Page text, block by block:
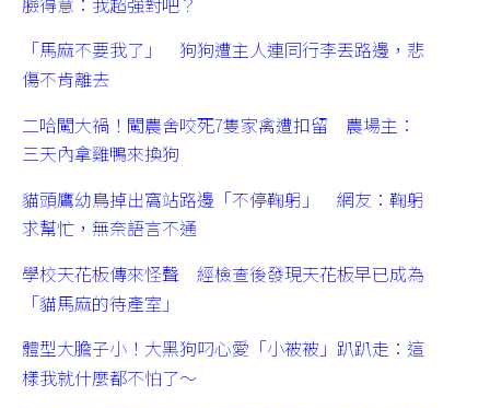
「馬麻不要我了」 狗狗遭主人連同行李丟路邊，悲
傷不肯離去
二哈闖大禍！闖農舍咬死7隻家禽遭扣留 農場主：
三天內拿雞鴨來換狗
貓頭鷹幼鳥掉出窩站路邊「不停鞠躬」 網友：鞠躬
求幫忙，無奈語言不通
學校天花板傳來怪聲 經檢查後發現天花板早已成為
「貓馬麻的待產室」
體型大膽子小！大黑狗叼心愛「小被被」趴趴走：這
樣我就什麼都不怕了～